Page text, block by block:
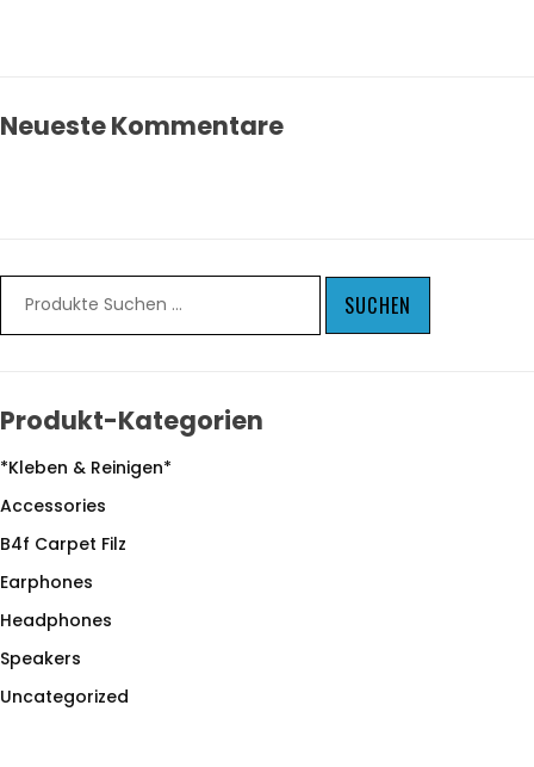
Neueste Kommentare
SUCHEN
Produkt-Kategorien
*Kleben & Reinigen*
Accessories
B4f Carpet Filz
Earphones
Headphones
Speakers
Uncategorized